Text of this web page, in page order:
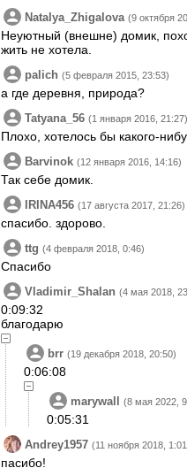
Natalya_Zhigalova (9 октября
Неуютный (внешне) домик,
жить не хотела.
palich (5 февраля 2015, 23:53)
а где деревня, природа?
Tatyana_56 (1 января 2016, 21:27)
Плохо, хотелось бы какого-
Barvinok (12 января 2016, 14:16)
Так себе домик.
IRINA456 (17 августа 2017, 21:26)
спасибо. здорово.
ttg (4 февраля 2018, 0:46)
Спасибо
Vladimir_Shalan (4 мая 2018,
0:09:32
благодарю
brr (19 декабря 2018, 20:50)
0:06:08
marywall (8 мая 2022,
0:05:31
Andrey1957 (11 ноября 2018,
пасибо!